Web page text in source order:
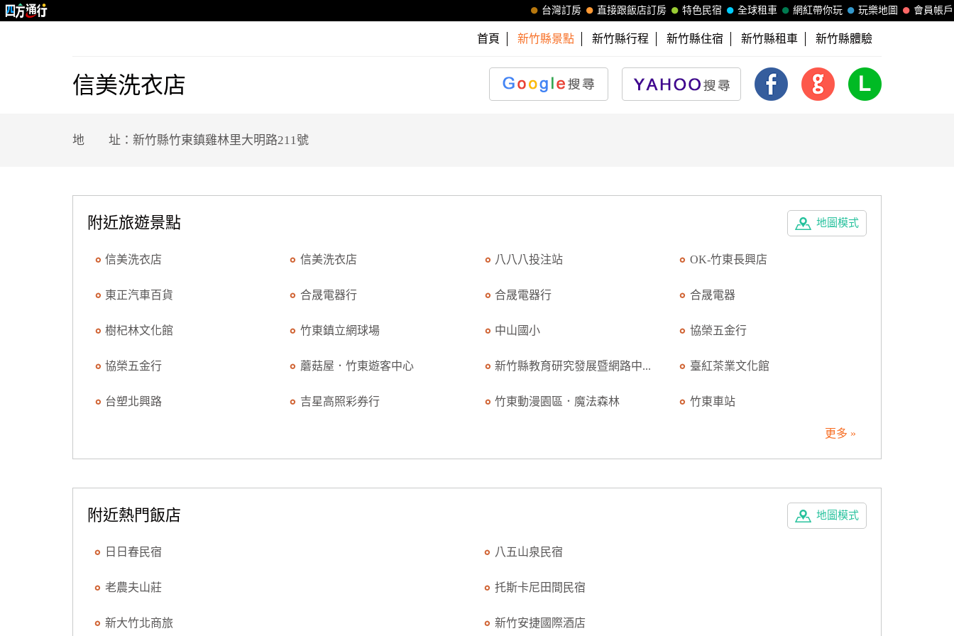
會員帳戶
玩樂地圖
網紅帶你玩
全球租車
特色民宿
直接跟飯店訂房
台灣訂房
首頁 新竹縣景點 新竹縣行程 新竹縣住宿 新竹縣租車 新竹縣體驗
信美洗衣店
地 址：新竹縣竹東鎮雞林里大明路211號
地圖模式
附近旅遊景點
信美洗衣店 信美洗衣店 八八八投注站 OK-竹東長興店
東正汽車百貨 合晟電器行 合晟電器行 合晟電器
樹杞林文化館 竹東鎮立網球場 中山國小 協榮五金行
協榮五金行 蘑菇屋．竹東遊客中心 新竹縣教育研究發展暨網路中... 臺紅茶業文化館
台塑北興路 吉星高照彩券行 竹東動漫園區．魔法森林 竹東車站
更多 »
地圖模式
附近熱門飯店
日日春民宿 八五山泉民宿
老農夫山莊 托斯卡尼田間民宿
新大竹北商旅 新竹安捷國際酒店